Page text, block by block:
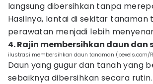
langsung dibersihkan tanpa
Hasilnya, lantai di sekitar tanaman
perawatan menjadi lebih
4. Rajin membersihkan daun dan
ilustrasi membersihkan daun tanaman (pexels.com/
Daun yang gugur dan tanah yang
sebaiknya dibersihkan secara